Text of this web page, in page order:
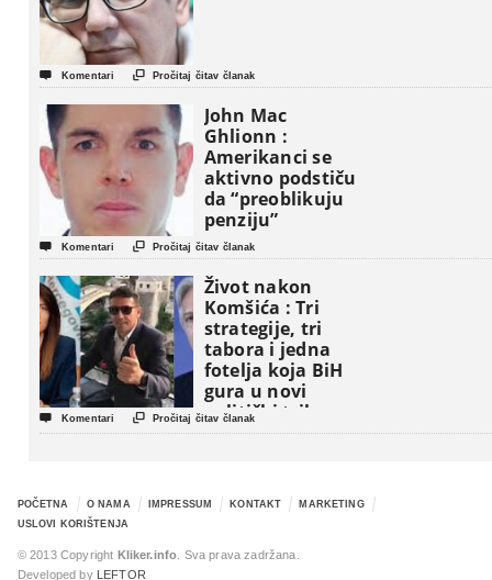
 Komentari  Pročitaj čitav članak
John Mac
Ghlionn :
Amerikanci se
aktivno podstiču
da “preoblikuju
penziju”
 Komentari  Pročitaj čitav članak
Život nakon
Komšića : Tri
strategije, tri
tabora i jedna
fotelja koja BiH
gura u novi
politički triler
 Komentari  Pročitaj čitav članak
POČETNA O NAMA IMPRESSUM KONTAKT
MARKETING
USLOVI KORIŠTENJA
© 2013 Copyright Kliker.info . Sva prava zadržana.
Developed by
LEFTOR